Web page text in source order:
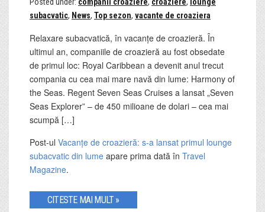
subacvatic, News, Top sezon, vacante de croaziera
Relaxare subacvatică, în vacanțe de croazieră. În
ultimul an, companiile de croazieră au fost obsedate
de primul loc: Royal Caribbean a devenit anul trecut
compania cu cea mai mare navă din lume: Harmony of
the Seas. Regent Seven Seas Cruises a lansat „Seven
Seas Explorer” – de 450 milioane de dolari – cea mai
scumpă […]
Post-ul Vacanțe de croazieră: s-a lansat primul lounge
subacvatic din lume apare prima dată în Travel
Magazine.
CITESTE MAI MULT »